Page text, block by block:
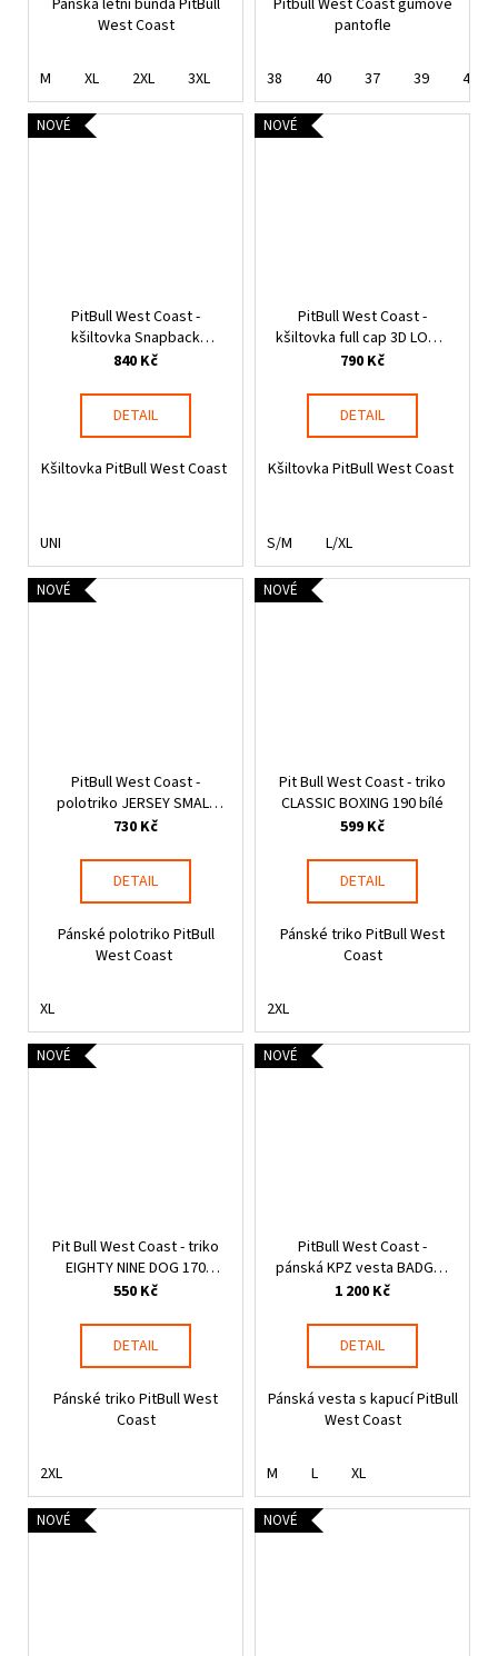
Pánská letní bunda PitBull
West Coast
M XL 2XL 3XL
Pitbull West Coast gumové
pantofle
38 40 37 39 41
NOVÉ
PitBull West Coast -
kšiltovka Snapback
SEASCAPE červená
840 Kč
DETAIL
Kšiltovka PitBull West Coast
UNI
NOVÉ
PitBull West Coast -
kšiltovka full cap 3D LOGO
černá
790 Kč
DETAIL
Kšiltovka PitBull West Coast
S/M L/XL
NOVÉ
PitBull West Coast -
polotriko JERSEY SMALL
LOGO černé
730 Kč
DETAIL
Pánské polotriko PitBull
West Coast
XL
NOVÉ
Pit Bull West Coast - triko
CLASSIC BOXING 190 bílé
599 Kč
DETAIL
Pánské triko PitBull West
Coast
2XL
NOVÉ
Pit Bull West Coast - triko
EIGHTY NINE DOG 170
černé
550 Kč
DETAIL
Pánské triko PitBull West
Coast
2XL
NOVÉ
PitBull West Coast -
pánská KPZ vesta BADGER
šedý melír
1 200 Kč
DETAIL
Pánská vesta s kapucí PitBull
West Coast
M L XL
NOVÉ NOVÉ